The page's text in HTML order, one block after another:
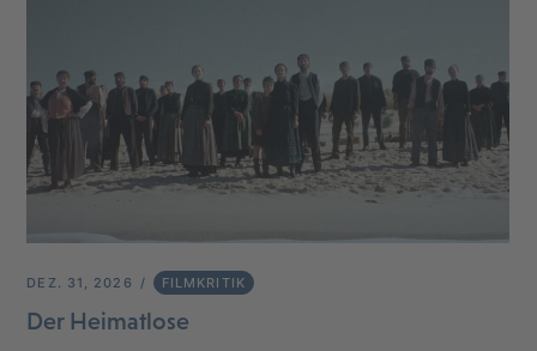
DEZ. 31, 2026 FILMKRITIK
Der Heimatlose